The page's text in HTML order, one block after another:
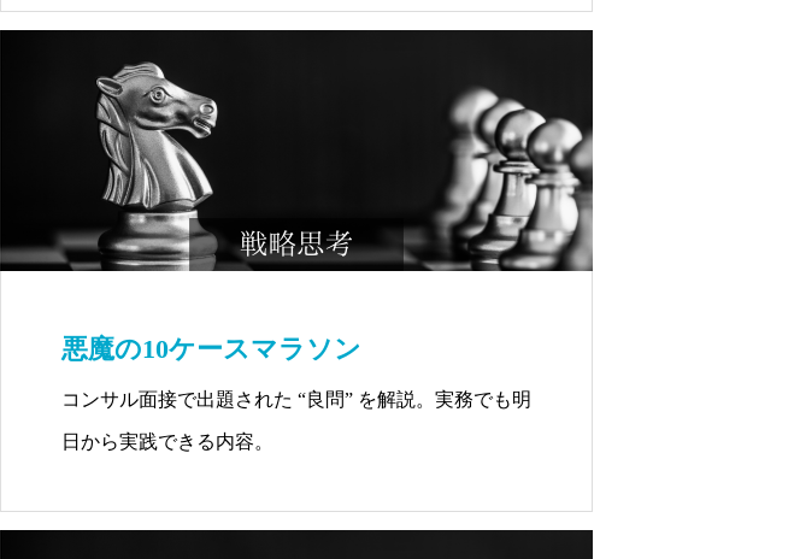
悪魔の10ケースマラソン
コンサル面接で出題された “良問” を解説。実務でも明
日から実践できる内容。